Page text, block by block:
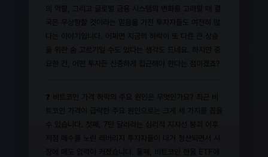
의 역할, 그리고 글로벌 금융 시스템의 변화를 고려할 때 결
국은 우상향할 것이라는 믿음을 가진 투자자들도 여전히 많
다는 이야기입니다. 어쩌면 지금의 하락이 또 다른 큰 상승
을 위한 숨 고르기일 수도 있다는 생각도 드네요. 하지만 중
요한 건, 어떤 투자든 신중하게 접근해야 한다는 점이겠죠?
❓ 비트코인 가격 하락의 주요 원인은 무엇인가요? 최근 비
트코인 가격이 급락한 주요 원인으로는 크게 세 가지를 꼽을
수 있습니다. 첫째, 7만 달러라는 심리적 지지선 붕괴 이후
저점 매수를 노린 레버리지 투자자들이 대거 청산되면서 시
장에 매도 압력이 커졌습니다. 둘째, 비트코인 현물 ETF에